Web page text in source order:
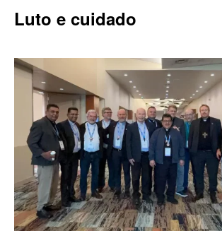
Luto e cuidado